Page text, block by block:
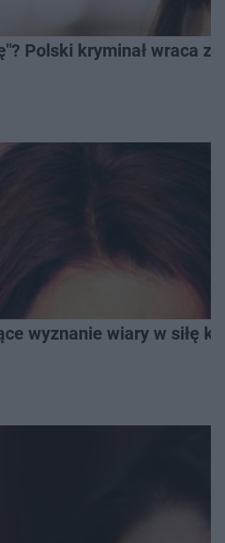
Polski kryminał wraca
wyznanie wiary w siłę